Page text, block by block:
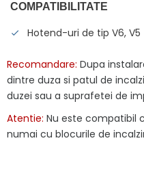
COMPATIBILITATE
Hotend-uri de tip V6, V5
Recomandare: Dupa
dintre duza si patul de
duzei sau a suprafetei de
Atentie: Nu este compatibil
numai cu blocurile de